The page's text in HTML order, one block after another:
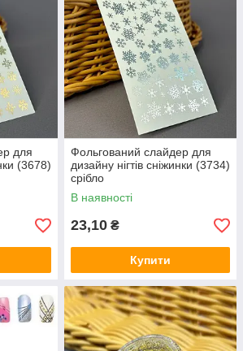
для
(3678)
Фольгований слайдер для
дизайну нігтів сніжинки (3734)
срібло
В наявності
23,10 ₴
Купити